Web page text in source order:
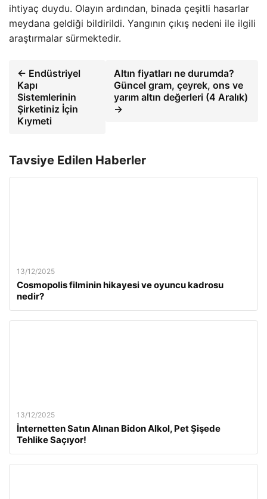
ihtiyaç duydu. Olayın ardından, binada çeşitli hasarlar
meydana geldiği bildirildi. Yangının çıkış nedeni ile ilgili
araştırmalar sürmektedir.
← Endüstriyel
Kapı
Sistemlerinin
Şirketiniz İçin
Kıymeti
Altın fiyatları ne durumda?
Güncel gram, çeyrek, ons ve
yarım altın değerleri (4 Aralık)
→
Tavsiye Edilen Haberler
13/12/2025
Cosmopolis filminin hikayesi ve oyuncu kadrosu
nedir?
13/12/2025
İnternetten Satın Alınan Bidon Alkol, Pet Şişede
Tehlike Saçıyor!